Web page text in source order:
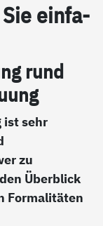
Sie ein­fa­
rund
ist sehr
zu
Überblick
Formalitäten